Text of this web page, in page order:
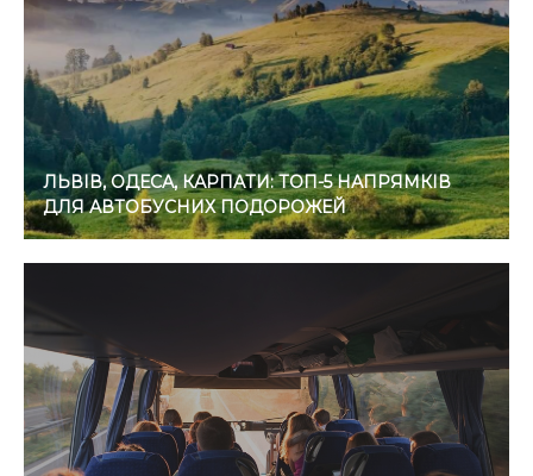
ЛЬВІВ, ОДЕСА, КАРПАТИ: ТОП-5 НАПРЯМКІВ
ДЛЯ АВТОБУСНИХ ПОДОРОЖЕЙ